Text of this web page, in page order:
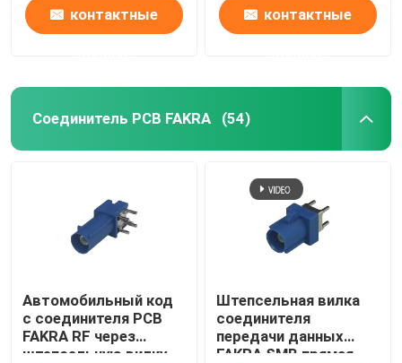
контактные контактные
Соединитель PCB FAKRA (54)
Автомобильный код
c соединителя PCB
FAKRA RF через
штепсельную вилку
Штепсельная вилка
соединителя
передачи данных
FAKRA SMB прямая